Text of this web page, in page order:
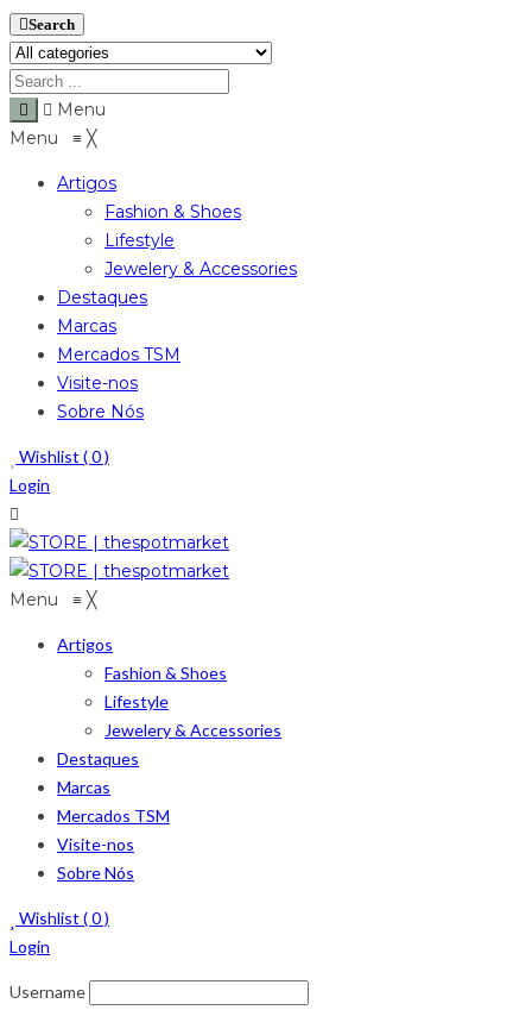
Search
Menu
Menu ≡ ╳
Artigos
Fashion & Shoes
Lifestyle
Jewelery & Accessories
Destaques
Marcas
Mercados TSM
Visite-nos
Sobre Nós
Wishlist (0)
Login
Menu ≡ ╳
Artigos
Fashion & Shoes
Lifestyle
Jewelery & Accessories
Destaques
Marcas
Mercados TSM
Visite-nos
Sobre Nós
Wishlist (0)
Login
Username